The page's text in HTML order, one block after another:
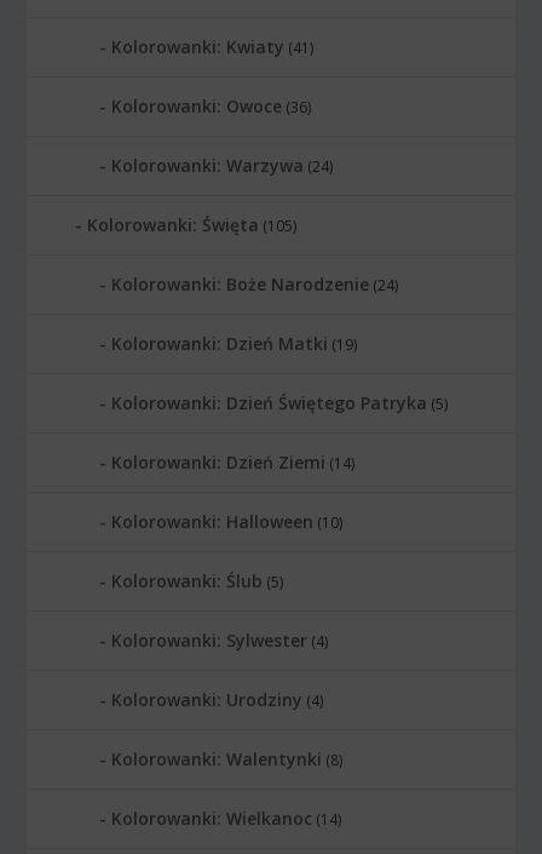
Kolorowanki: Kwiaty (41)
Kolorowanki: Owoce (36)
Kolorowanki: Warzywa (24)
Kolorowanki: Święta (105)
Kolorowanki: Boże Narodzenie (24)
Kolorowanki: Dzień Matki (19)
Kolorowanki: Dzień Świętego Patryka (5)
Kolorowanki: Dzień Ziemi (14)
Kolorowanki: Halloween (10)
Kolorowanki: Ślub (5)
Kolorowanki: Sylwester (4)
Kolorowanki: Urodziny (4)
Kolorowanki: Walentynki (8)
Kolorowanki: Wielkanoc (14)